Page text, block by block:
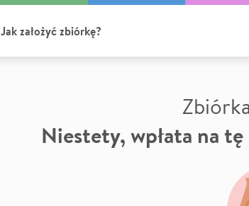
Jak założyć zbiórkę?
Niestety, wpłata na